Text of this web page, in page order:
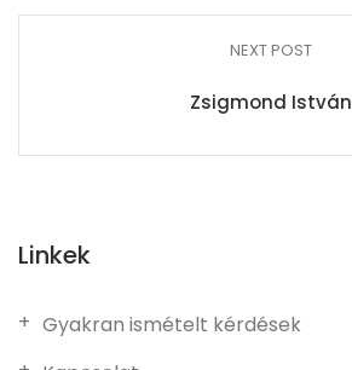
NEXT POST
Zsigmond István
Linkek
Gyakran ismételt kérdések